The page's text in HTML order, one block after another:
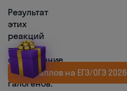
+20 баллов на ЕГЭ/ОГЭ 2026
Результат
этих
реакций
—
образование
свободных
галогенов.